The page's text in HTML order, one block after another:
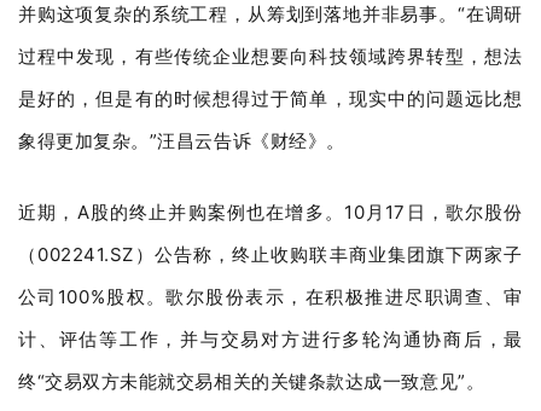
并购这项复杂的系统工程，从筹划到落地并非易事。“在调研
过程中发现，有些传统企业想要向科技领域跨界转型，想法
是好的，但是有的时候想得过于简单，现实中的问题远比想
象得更加复杂。”汪昌云告诉《财经》。
近期，A股的终止并购案例也在增多。10月17日，歌尔股份
（002241.SZ）公告称，终止收购联丰商业集团旗下两家子
公司100%股权。歌尔股份表示，在积极推进尽职调查、审
计、评估等工作，并与交易对方进行多轮沟通协商后，最
终“交易双方未能就交易相关的关键条款达成一致意见”。